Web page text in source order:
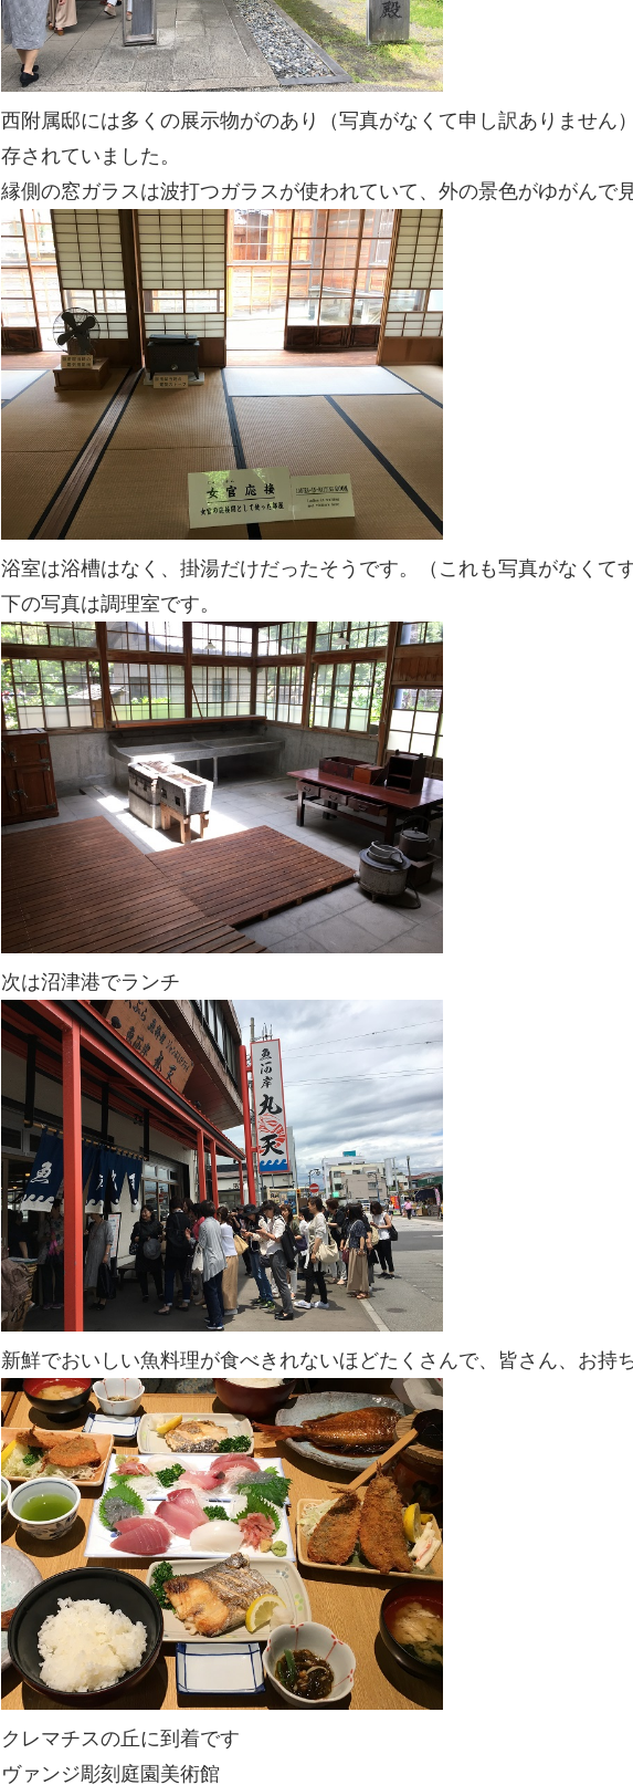
西附属邸には多くの展示物がのあり（写真がなくて申し訳ありません
存されていました。
縁側の窓ガラスは波打つガラスが使われていて、外の景色がゆがんで
浴室は浴槽はなく、掛湯だけだったそうです。（これも写真がなくて
下の写真は調理室です。
次は沼津港でランチ
新鮮でおいしい魚料理が食べきれないほどたくさんで、皆さん、お持
クレマチスの丘に到着です
ヴァンジ彫刻庭園美術館